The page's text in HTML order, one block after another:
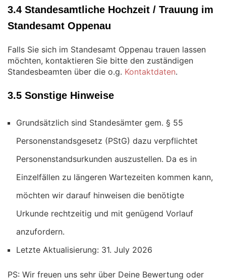
3.4 Standesamtliche Hochzeit / Trauung im
Standesamt Oppenau
Falls Sie sich im Standesamt Oppenau trauen lassen
möchten, kontaktieren Sie bitte den zuständigen
Standesbeamten über die o.g. Kontaktdaten.
3.5 Sonstige Hinweise
Grundsätzlich sind Standesämter gem. § 55
Personenstandsgesetz (PStG) dazu verpflichtet
Personenstandsurkunden auszustellen. Da es in
Einzelfällen zu längeren Wartezeiten kommen kann,
möchten wir darauf hinweisen die benötigte
Urkunde rechtzeitig und mit genügend Vorlauf
anzufordern.
Letzte Aktualisierung: 31. July 2026
PS: Wir freuen uns sehr über Deine Bewertung oder